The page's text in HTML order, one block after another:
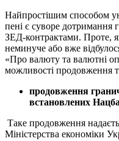
Найпростішим способом
пені є суворе дотримання
ЗЕД-контрактами. Проте,
неминуче або вже
«Про валюту та валютні
можливості продовження
продовження
встановлених
Таке продовження
Міністерства економіки